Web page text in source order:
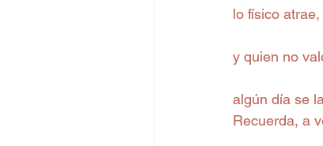
lo físico
y quien no
algún día se
Recuerda, a